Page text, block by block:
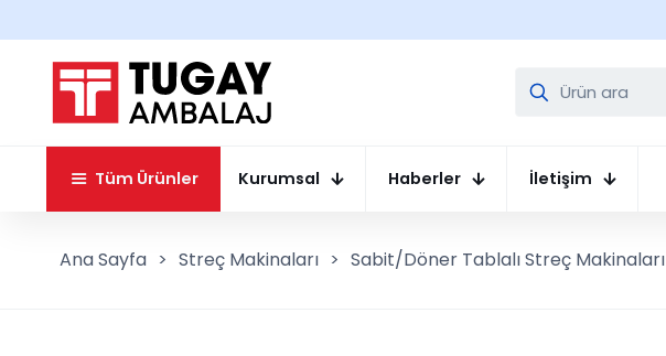
Tüm Ürünler Kurumsal Haberler İletişim
Ana Sayfa > Streç Makinaları > Sabit/Döner Tablalı Streç Makinaları